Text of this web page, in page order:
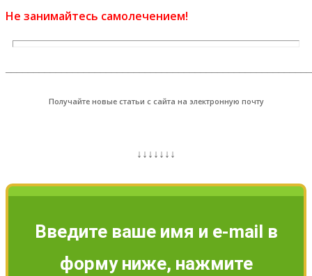
Не занимайтесь самолечением!
Получайте новые статьи с сайта на электронную почту
↓↓↓↓↓↓↓
Введите ваше имя и e-mail в
форму ниже, нажмите